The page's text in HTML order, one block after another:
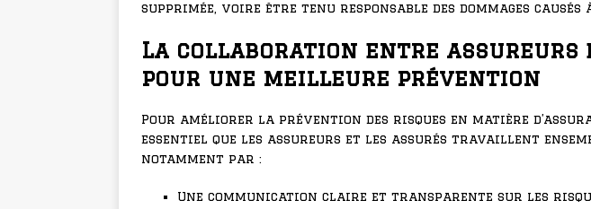
supprimée, voire être tenu responsable des dommages
La collaboration entre assureurs
pour une meilleure prévention
Pour améliorer la prévention des risques en matière
essentiel que les assureurs et les assurés travaillent
notamment par :
Une communication claire et transparente sur les